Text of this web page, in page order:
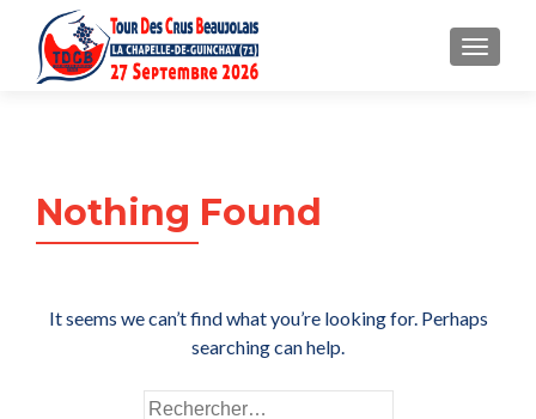
MENU
Nothing Found
It seems we can’t find what you’re looking for. Perhaps
searching can help.
Rechercher :